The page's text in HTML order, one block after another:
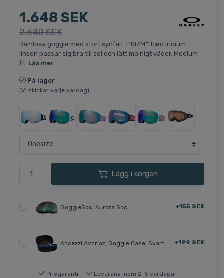
1.648 SEK
2.640 SEK
Ramlösa goggle med stort synfält. PRIZM™ Iced Iridium
linsen passar sig bra till sol och lätt molnigt väder. Medium
fit. Läs mer
På lager
(Vi skickar varje vardag)
Lägg i korgen
GoggleSoc, Aurora Soc +155 SEK
Accezzi Avoriaz, Goggle Case, Svart +199 SEK
Prisgaranti
Leverans inom 2-5 vardagar